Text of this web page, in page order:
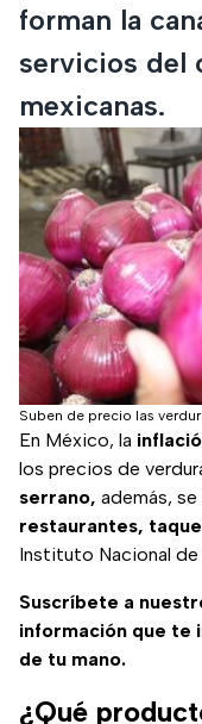
forman la
servicios del
mexicanas.
Suben de precio las
En México, la
los precios de
serrano, además,
restaurantes,
Instituto Nacional
Suscríbete a
información que te
de tu mano.
¿Qué